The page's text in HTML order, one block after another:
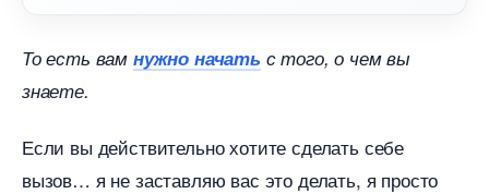
То есть вам нужно начать с того, о чем вы
знаете.
Если вы действительно хотите сделать себе
ызов… я не заставляю вас это делать, я просто